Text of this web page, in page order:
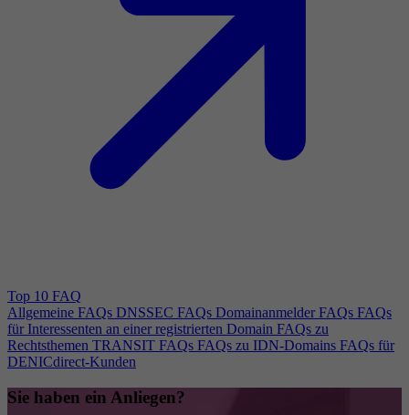
Top 10 FAQ
Allgemeine FAQs DNSSEC FAQs Domainanmelder FAQs FAQs
für Interessenten an einer registrierten Domain FAQs zu
Rechtsthemen TRANSIT FAQs FAQs zu IDN-Domains FAQs für
DENICdirect-Kunden
Sie haben ein Anliegen?